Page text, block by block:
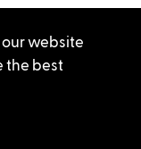
our website
the best